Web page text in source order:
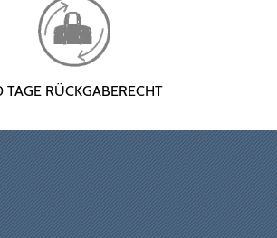
TAGE RÜCKGABERECHT